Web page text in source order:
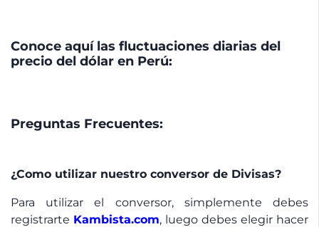
Conoce aquí las fluctuaciones diarias del
precio del dólar en Perú:
Preguntas Frecuentes:
¿Como utilizar nuestro conversor de Divisas?
Para utilizar el conversor, simplemente debes
registrarte Kambista.com, luego debes elegir hacer